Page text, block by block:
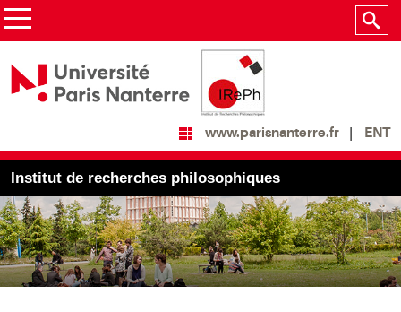
www.parisnanterre.fr ENT
Institut de recherches philosophiques